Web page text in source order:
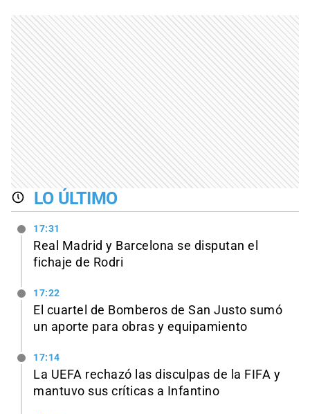
LO ÚLTIMO
17:31
Real Madrid y Barcelona se disputan el
fichaje de Rodri
17:22
El cuartel de Bomberos de San Justo sumó
un aporte para obras y equipamiento
17:14
La UEFA rechazó las disculpas de la FIFA y
mantuvo sus críticas a Infantino